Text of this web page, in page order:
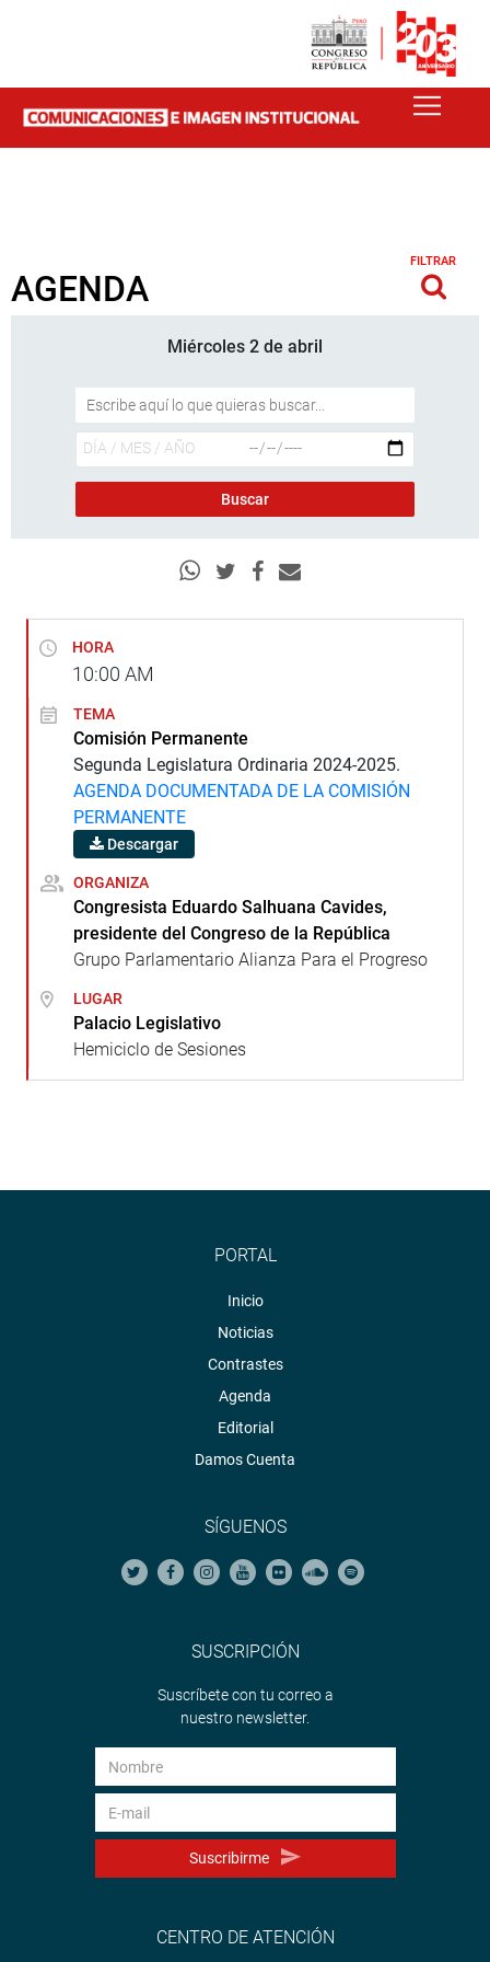
AGENDA
FILTRAR
Miércoles 2 de abril
HORA
10:00 AM
TEMA
Comisión Permanente
Segunda Legislatura Ordinaria 2024-2025.
AGENDA DOCUMENTADA DE LA COMISIÓN
PERMANENTE
Descargar
ORGANIZA
Congresista Eduardo Salhuana Cavides,
presidente del Congreso de la República
Grupo Parlamentario Alianza Para el Progreso
LUGAR
Palacio Legislativo
Hemiciclo de Sesiones
PORTAL
Inicio
Noticias
Contrastes
Agenda
Editorial
Damos Cuenta
SÍGUENOS
SUSCRIPCIÓN
Suscríbete con tu correo a
nuestro newsletter.
Suscribirme
CENTRO DE ATENCIÓN